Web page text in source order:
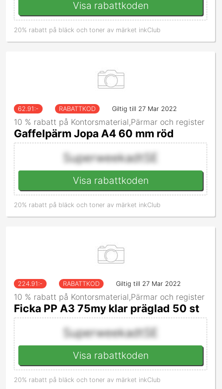
Visa rabattkoden
20% rabatt på bläck och toner av märket inkClub
62.91 :- RABATTKOD Giltig till 27 Mar 2022
10 % rabatt på Kontorsmaterial,Pärmar och register
Gaffelpärm Jopa A4 60 mm röd
SuperweekadtSE
Visa rabattkoden
20% rabatt på bläck och toner av märket inkClub
224.91 :- RABATTKOD Giltig till 27 Mar 2022
10 % rabatt på Kontorsmaterial,Pärmar och register
Ficka PP A3 75my klar präglad 50 st
SuperweekadtSE
Visa rabattkoden
20% rabatt på bläck och toner av märket inkClub